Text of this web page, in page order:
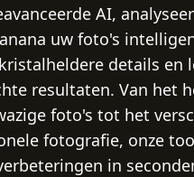
AI,
uw foto's
details en
resultaten. Van het
foto's tot het
fotografie, onze
in